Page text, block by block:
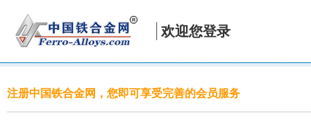
欢迎您登录
注册中国铁合金网，您即可享受完善的会员服务